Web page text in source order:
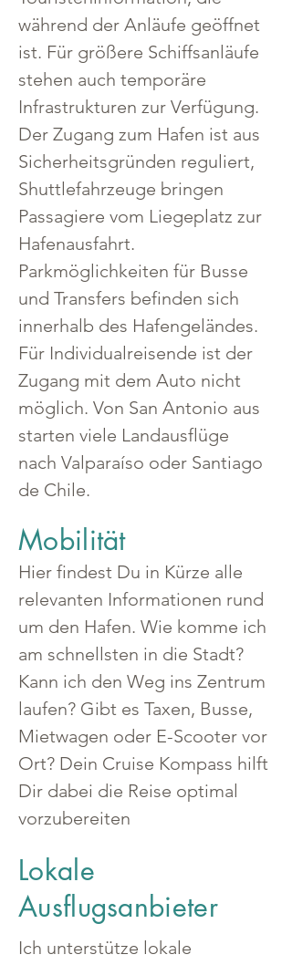
während der Anläufe geöffnet
ist. Für größere Schiffsanläufe
stehen auch temporäre
Infrastrukturen zur Verfügung.
Der Zugang zum Hafen ist aus
Sicherheitsgründen reguliert,
Shuttlefahrzeuge bringen
Passagiere vom Liegeplatz zur
Hafenausfahrt.
Parkmöglichkeiten für Busse
und Transfers befinden sich
innerhalb des Hafengeländes.
Für Individualreisende ist der
Zugang mit dem Auto nicht
möglich. Von San Antonio aus
starten viele Landausflüge
nach Valparaíso oder Santiago
de Chile.
Mobilität
Hier findest Du in Kürze alle
relevanten Informationen rund
um den Hafen. Wie komme ich
am schnellsten in die Stadt?
Kann ich den Weg ins Zentrum
laufen? Gibt es Taxen, Busse,
Mietwagen oder E-Scooter vor
Ort? Dein Cruise Kompass hilft
Dir dabei die Reise optimal
vorzubereiten
Lokale
Ausflugsanbieter
Ich unterstütze lokale